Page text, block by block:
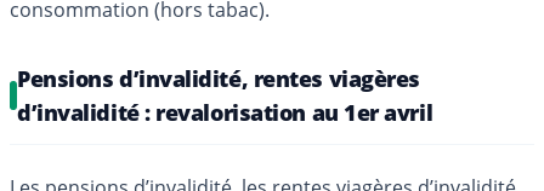
consommation (hors tabac).
Pensions d’invalidité, rentes viagères
d’invalidité : revalorisation au 1er avril